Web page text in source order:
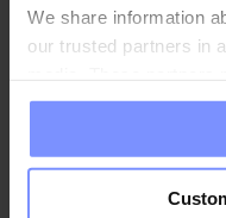
We share information
our trusted partners in
information you have
collected when you
schwermetallgehalts